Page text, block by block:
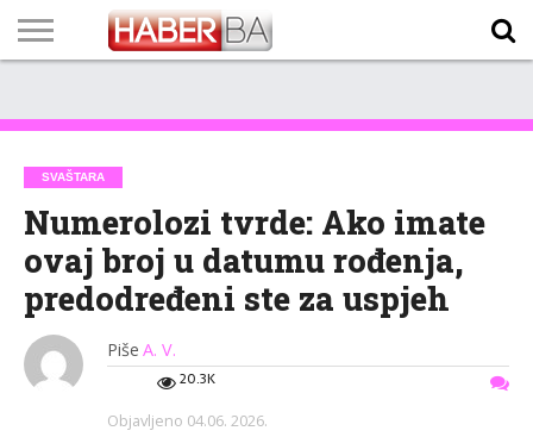
TECH
PROGRAM
PROGNOZA
PUTEVIMA
LISTA
NAMA
SVAŠTARA
Numerolozi tvrde: Ako imate
ovaj broj u datumu rođenja,
predodređeni ste za uspjeh
Piše A. V.
20.3K
Objavljeno 04.06. 2026.